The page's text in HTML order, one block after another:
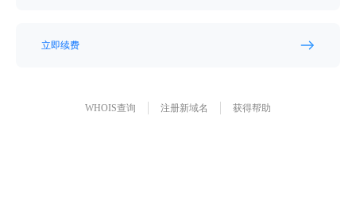
立即续费
WHOIS查询 注册新域名 获得帮助